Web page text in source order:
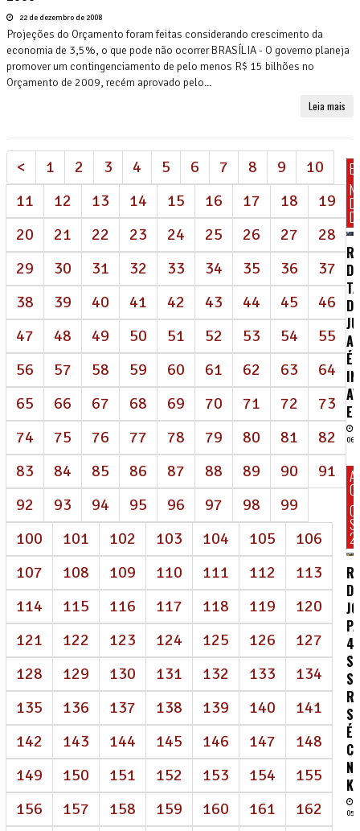
22 de dezembro de 2008
Projeções do Orçamento foram feitas considerando crescimento da
economia de 3,5%, o que pode não ocorrer BRASÍLIA - O governo planeja
promover um contingenciamento de pelo menos R$ 15 bilhões no
Orçamento de 2009, recém aprovado pelo...
Leia mais
< 1 2 3 4 5 6 7 8 9
10
11
12 13 14 15 16 17 18
19
20
21 22 23 24 25 26 27
28
29
30 31 32 33 34 35 36
37
38
39 40 41 42 43 44 45
46
47
48 49 50 51 52 53 54
55
56
57 58 59 60 61 62 63
64
65
66 67 68 69 70 71 72
73
74
75 76 77 78 79 80 81
82
83
84 85 86 87 88 89 90
91
92
93 94 95 96 97 98
99
100
101 102 103 104 105
106
107
108 109 110 111 112
113
114
115 116 117 118 119
120
121
122 123 124 125 126
127
128
129 130 131 132 133
134
135
136 137 138 139 140
141
142
143 144 145 146 147
148
149
150 151 152 153 154
155
156
157 158 159 160 161
162
DA
DE
É
06/
DE
É
NA
05/